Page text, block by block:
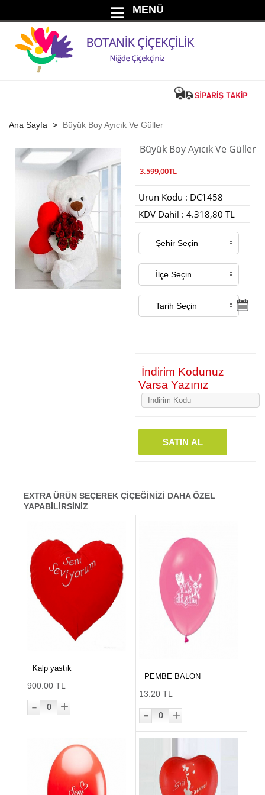
MENÜ
Ana Sayfa Büyük Boy Ayıcık Ve Güller
Büyük Boy Ayıcık Ve Güller
3.599,00TL
Ürün Kodu : DC1458
KDV Dahil : 4.318,80 TL
İndirim Kodunuz
Varsa Yazınız
SATIN AL
EXTRA ÜRÜN SEÇEREK ÇİÇEĞİNİZİ DAHA ÖZEL
YAPABİLİRSİNİZ
Kalp yastık
900.00 TL
- 0 +
PEMBE BALON
13.20 TL
- 0 +